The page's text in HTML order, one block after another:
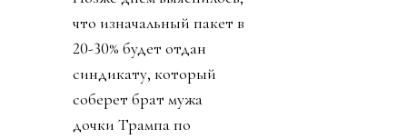
что изначальный пакет в
20-30% будет отдан
синдикату, который
соберет брат мужа
дочки Трампа по